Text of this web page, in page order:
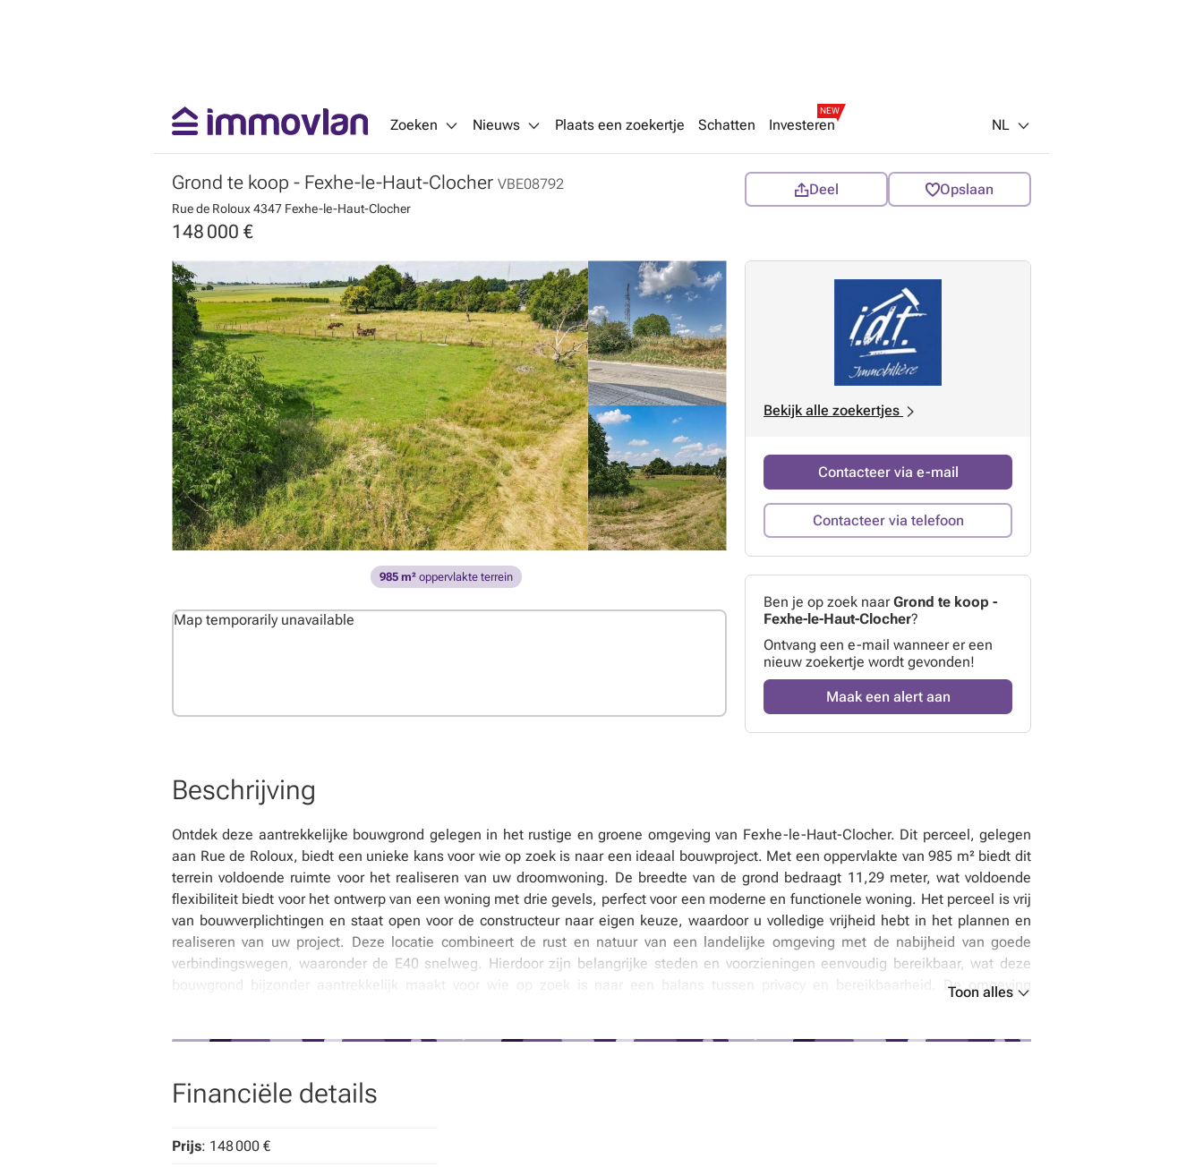
Zoeken Nieuws Plaats een zoekertje Schatten Investeren
NEW
NL
Grond te koop - Fexhe-le-Haut-Clocher VBE08792
Rue de Roloux4347 Fexhe-le-Haut-Clocher
148 000 €
Deel Opslaan
985 m²oppervlakte terrein
Map temporarily unavailable
Bekijk alle zoekertjes
Contacteer via e-mail
Contacteer via telefoon
Ben je op zoek naarGrond te koop -
Fexhe-le-Haut-Clocher?
Ontvang een e-mail wanneer er een
nieuw zoekertje wordt gevonden!
Maak een alert aan
Beschrijving
Ontdek deze aantrekkelijke bouwgrond gelegen in het rustige en groene omgeving van Fexhe-le-Haut-Clocher. Dit perceel, gelegen
aan Rue de Roloux, biedt een unieke kans voor wie op zoek is naar een ideaal bouwproject. Met een oppervlakte van 985 m² biedt dit
terrein voldoende ruimte voor het realiseren van uw droomwoning. De breedte van de grond bedraagt 11,29 meter, wat voldoende
flexibiliteit biedt voor het ontwerp van een woning met drie gevels, perfect voor een moderne en functionele woning. Het perceel is vrij
van bouwverplichtingen en staat open voor de constructeur naar eigen keuze, waardoor u volledige vrijheid hebt in het plannen en
realiseren van uw project. Deze locatie combineert de rust en natuur van een landelijke omgeving met de nabijheid van goede
verbindingswegen, waaronder de E40 snelweg. Hierdoor zijn belangrijke steden en voorzieningen eenvoudig bereikbaar, wat deze
bouwgrond bijzonder aantrekkelijk maakt voor wie op zoek is naar een balans tussen privacy en bereikbaarheid. De omgeving
huur en kan onmiddellijk worden overgedragen bij akte. Dit biedt u de perfecte basis om snel uw bouwplannen te realiseren. Bent u
uitstekende bereikbaarheid. We kijken ernaar uit om u verder te begeleiden bij deze mooie bouwkans in Fexhe-le-Haut-Clocher.
Toon alles
Financiële details
Prijs: 148 000 €